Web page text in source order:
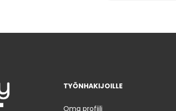
TYÖNHAKIJOILLE
Oma profiili